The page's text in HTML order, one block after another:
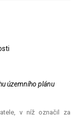
územního plánu
v níž označil za